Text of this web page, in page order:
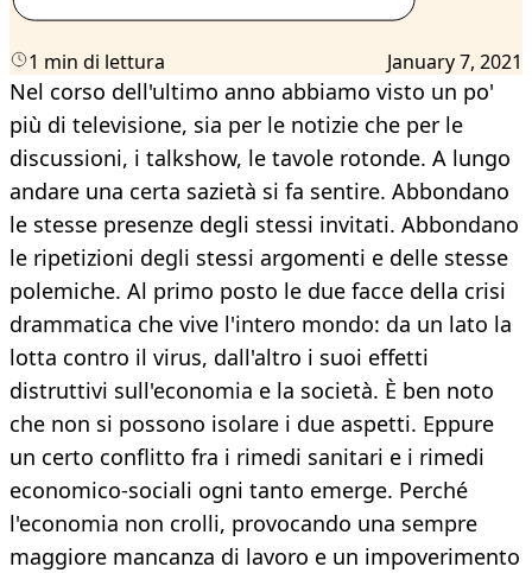
1 min di lettura January 7, 2021
Nel corso dell'ultimo anno abbiamo visto un po'
più di televisione, sia per le notizie che per le
discussioni, i talkshow, le tavole rotonde. A lungo
andare una certa sazietà si fa sentire. Abbondano
le stesse presenze degli stessi invitati. Abbondano
le ripetizioni degli stessi argomenti e delle stesse
polemiche. Al primo posto le due facce della crisi
drammatica che vive l'intero mondo: da un lato la
lotta contro il virus, dall'altro i suoi effetti
distruttivi sull'economia e la società. È ben noto
che non si possono isolare i due aspetti. Eppure
un certo conflitto fra i rimedi sanitari e i rimedi
economico-sociali ogni tanto emerge. Perché
l'economia non crolli, provocando una sempre
maggiore mancanza di lavoro e un impoverimento